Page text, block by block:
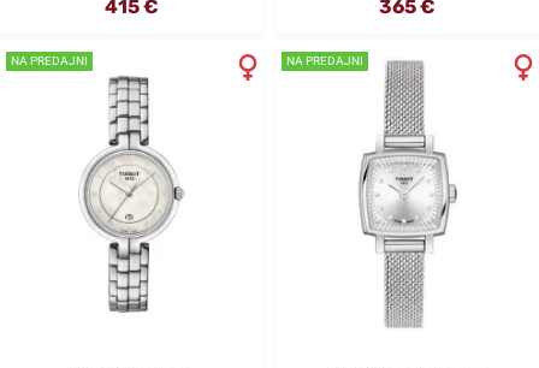
415 € 365 €
NA PREDAJNI NA PREDAJNI